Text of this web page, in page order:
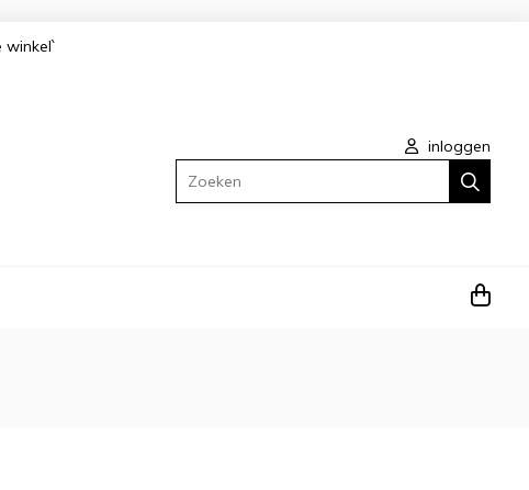
winkel`
inloggen
Zoeken